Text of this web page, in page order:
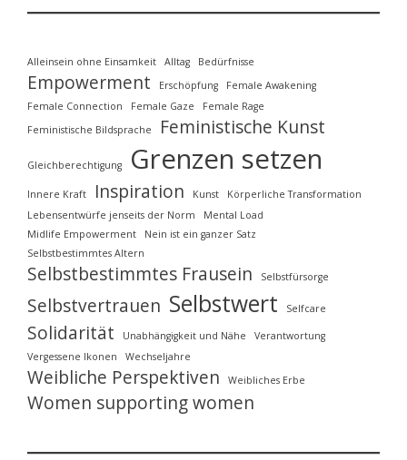
Alleinsein ohne Einsamkeit Alltag Bedürfnisse
Empowerment Erschöpfung
Female Awakening
Female Connection
Female Gaze
Female Rage
Feministische Bildsprache
Feministische Kunst
Gleichberechtigung Grenzen setzen
Innere Kraft Inspiration Kunst
Körperliche Transformation
Lebensentwürfe jenseits der Norm
Mental Load
Midlife Empowerment
Nein ist ein ganzer Satz
Selbstbestimmtes Altern
Selbstbestimmtes Frausein Selbstfürsorge
Selbstvertrauen Selbstwert Selfcare
Solidarität Unabhängigkeit und Nähe
Verantwortung
Vergessene Ikonen
Wechseljahre
Weibliche Perspektiven Weibliches Erbe
Women supporting women